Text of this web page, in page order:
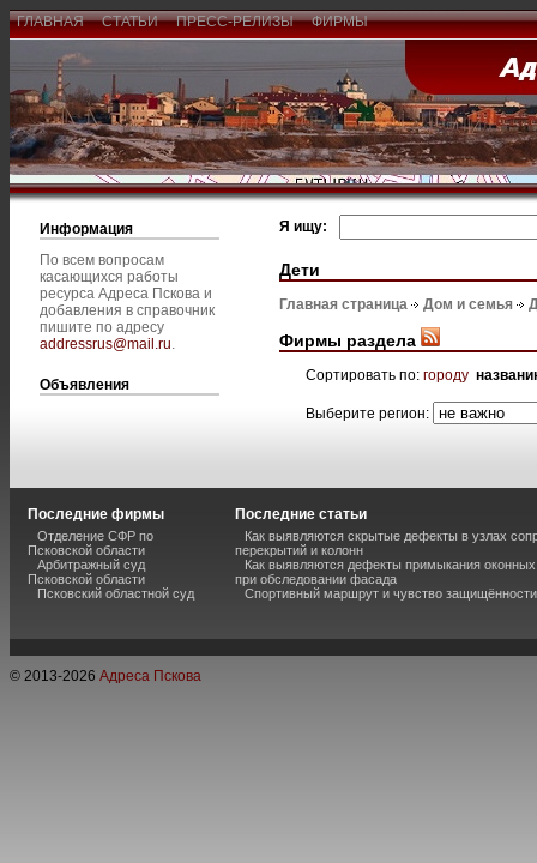
ГЛАВНАЯ СТАТЬИ ПРЕСС-РЕЛИЗЫ ФИРМЫ
Информация
По всем вопросам
касающихся работы
ресурса Адреса Пскова и
добавления в справочник
пишите по адресу
addressrus@mail.ru.
Объявления
Я ищу:
Дети
Главная страница Дом и семья
Фирмы раздела
Сортировать по: городу
Выберите регион:
Последние фирмы
Отделение СФР по
Псковской области
Арбитражный суд
Псковской области
Псковский областной суд
Последние статьи
Как выявляются скрытые дефекты в узлах
перекрытий и колонн
Как выявляются дефекты примыкания
при обследовании фасада
Спортивный маршрут и чувство защищённости
© 2013-2026 Адреса Пскова